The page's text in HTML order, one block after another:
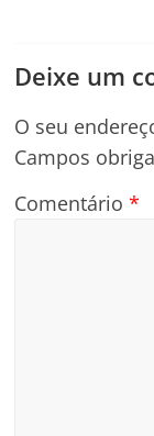
Deixe um
O seu
Campos
Comentário*